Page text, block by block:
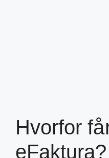
Hvorfor
eFaktura?